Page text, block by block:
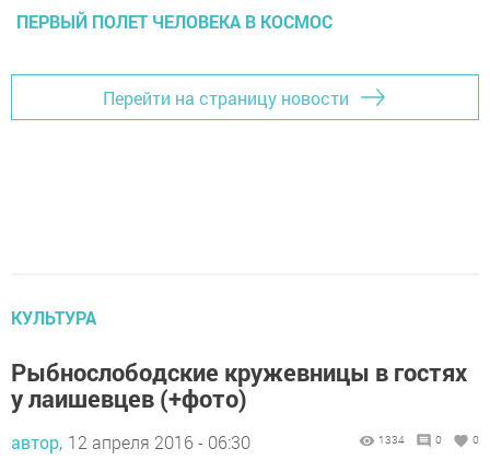
ПЕРВЫЙ ПОЛЕТ ЧЕЛОВЕКА В КОСМОС
Перейти на страницу новости
КУЛЬТУРА
Рыбнослободские кружевницы в гостях
у лаишевцев (+фото)
автор, 12 апреля 2016 - 06:30 1334 0 0